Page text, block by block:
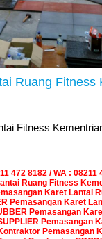
Ruang Fitness
Fitness
472 8182 / WA : 08211
Ruang Fitness
Karet Lantai
Pemasangan Karet
Pemasangan
Pemasangan
Pemasangan